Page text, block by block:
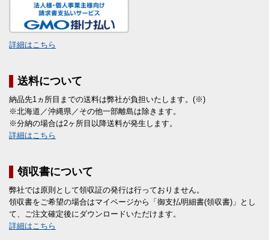
詳細はこちら
送料について
納品先1ヵ所目までの送料は弊社が負担いたします。(※)
※北海道／沖縄県／その他一部離島は除きます。
※分納の場合は2ヶ所目以降送料が発生します。
詳細はこちら
領収書について
弊社では原則として領収証の発行は行っておりません。
領収書をご希望の場合はマイページから「御支払明細書(領収書)」とし
て、ご注文確定後にダウンロードいただけます。
詳細はこちら